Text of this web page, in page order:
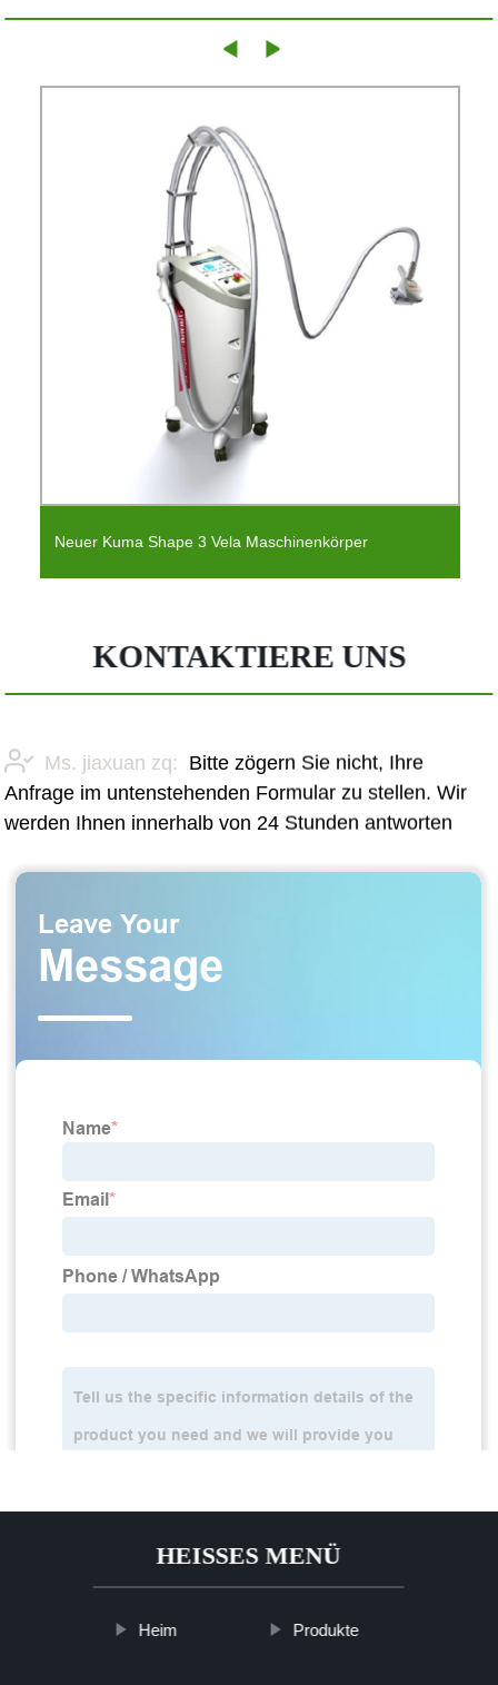
Professionelles Vela Shape Cellulite Removal
Massagegerät für Salon
KONTAKTIERE UNS
Ms. jiaxuan zq:
Bitte zögern Sie nicht, Ihre
Anfrage im untenstehenden Formular zu stellen. Wir
werden Ihnen innerhalb von 24 Stunden antworten
HEISSES MENÜ
Heim Produkte